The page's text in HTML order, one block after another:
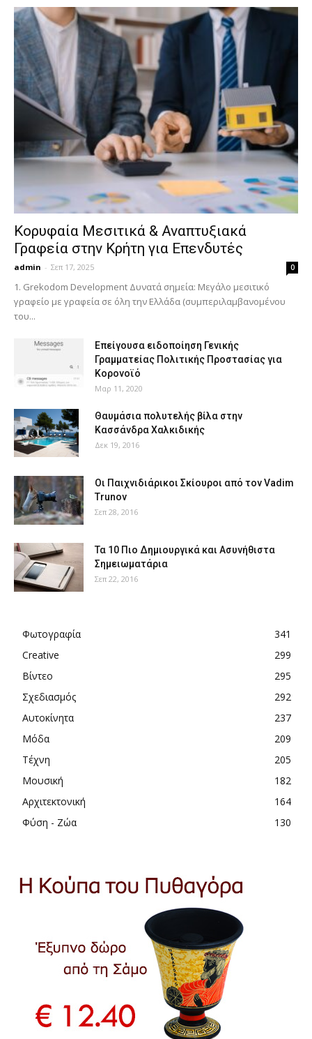
Κορυφαία Μεσιτικά & Αναπτυξιακά
Γραφεία στην Κρήτη για Επενδυτές
admin - Σεπ 17, 2025 0
1. Grekodom Development Δυνατά σημεία: Μεγάλο μεσιτικό
γραφείο με γραφεία σε όλη την Ελλάδα (συμπεριλαμβανομένου
του...
Επείγουσα ειδοποίηση Γενικής
Γραμματείας Πολιτικής Προστασίας για
Κορονοϊό
Μαρ 11, 2020
Θαυμάσια πολυτελής βίλα στην
Κασσάνδρα Χαλκιδικής
Δεκ 19, 2016
Οι Παιχνιδιάρικοι Σκίουροι από τον Vadim
Trunov
Σεπ 28, 2016
Τα 10 Πιο Δημιουργικά και Ασυνήθιστα
Σημειωματάρια
Σεπ 22, 2016
Φωτογραφία
341
Creative
299
Βίντεο
295
Σχεδιασμός
292
Αυτοκίνητα
237
Μόδα
209
Τέχνη
205
Μουσική
182
Αρχιτεκτονική
164
Φύση - Ζώα
130